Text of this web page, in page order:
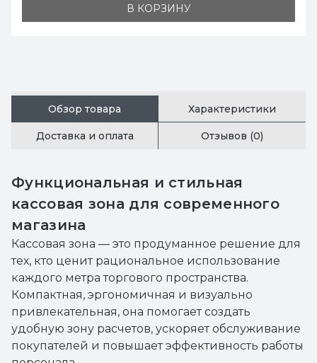
В КОРЗИНУ
Обзор товара Характеристики
Доставка и оплата Отзывов (0)
Функциональная и стильная
кассовая зона для современного
магазина
Кассовая зона — это продуманное решение для
тех, кто ценит рациональное использование
каждого метра торгового пространства.
Компактная, эргономичная и визуально
привлекательная, она помогает создать
удобную зону расчетов, ускоряет обслуживание
покупателей и повышает эффективность работы